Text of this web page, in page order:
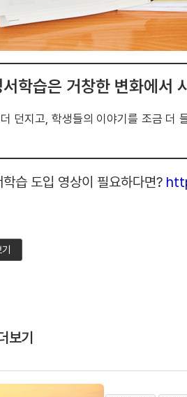
학습은 거창한 변화에서
던지고, 학생들의 이야기를 조금 더
습 도입 영상이 필요하다면?
보기